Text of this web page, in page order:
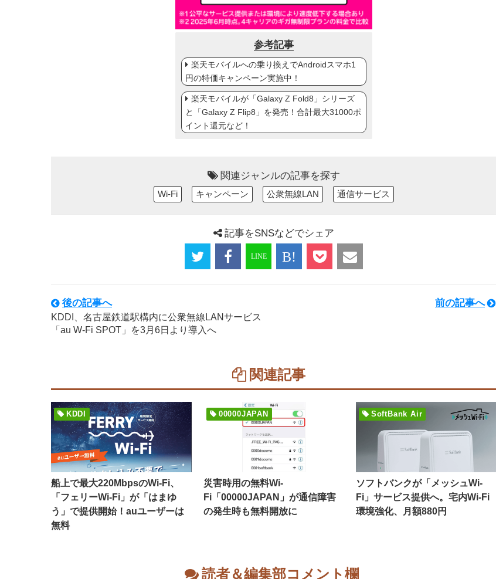
参考記事
楽天モバイルへの乗り換えでAndroidスマホ1
円の特価キャンペーン実施中！
楽天モバイルが「Galaxy Z Fold8」シリーズ
と「Galaxy Z Flip8」を発売！合計最大31000ポ
イント還元など！
関連ジャンルの記事を探す
Wi-Fi キャンペーン 公衆無線LAN 通信サービス
記事をSNSなどでシェア
後の記事へ
KDDI、名古屋鉄道駅構内に公衆無線LANサービス
「au W-Fi SPOT」を3月6日より導入へ
前の記事へ
関連記事
KDDI
船上で最大220MbpsのWi-Fi、
「フェリーWi-Fi」が「はまゆ
う」で提供開始！auユーザーは
無料
00000JAPAN
災害時用の無料Wi-
Fi「00000JAPAN」が通信障害
の発生時も無料開放に
SoftBank Air
ソフトバンクが「メッシュWi-
Fi」サービス提供へ。宅内Wi-Fi
環境強化、月額880円
読者＆編集部コメント欄